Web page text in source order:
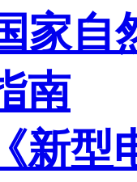
家
南
新型